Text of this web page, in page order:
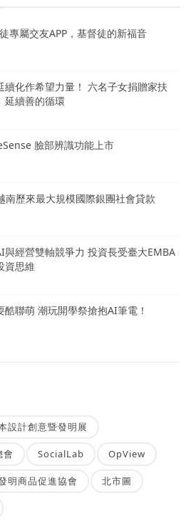
專屬交友APP，基督徒的新福音
續化作希望力量！ 六名子女捐贈家扶
延續善的循環
臉部辨識功能上市
南歷來最大規模國際銀團社會貸款
與經營雙軸競爭力 投資長受臺大EMBA
資思維
酷聯萌 潮玩開學祭搶抱AI筆電！
設計創意暨發明展
會 SocialLab OpView
明商品促進協會 北市圖